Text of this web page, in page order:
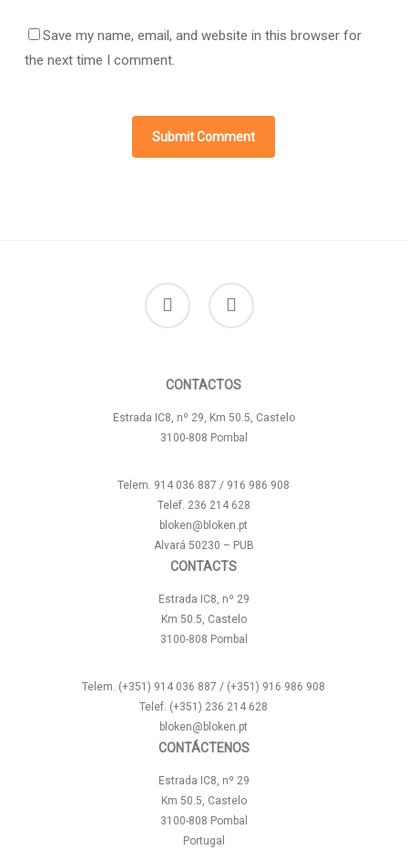
Save my name, email, and website in this browser for
the next time I comment.
facebook instagram
CONTACTOS
Estrada IC8, nº 29, Km 50.5, Castelo
3100-808 Pombal
Telem. 914 036 887 / 916 986 908
Telef. 236 214 628
bloken@bloken.pt
Alvará 50230 – PUB
CONTACTS
Estrada IC8, nº 29
Km 50.5, Castelo
3100-808 Pombal
Telem. (+351) 914 036 887 / (+351) 916 986 908
Telef. (+351) 236 214 628
bloken@bloken.pt
CONTÁCTENOS
Estrada IC8, nº 29
Km 50.5, Castelo
3100-808 Pombal
Portugal